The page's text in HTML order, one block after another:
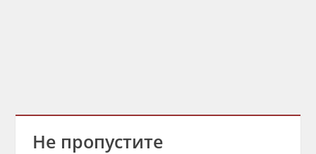
Не пропустите